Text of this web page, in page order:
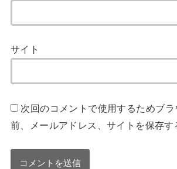
サイト
次回のコメントで使用するためブ
前、メールアドレス、サイトを保存す